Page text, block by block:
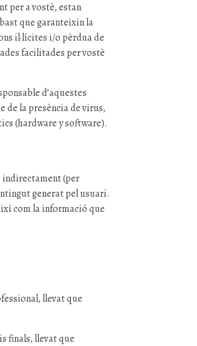
per a vostè, estan
que garanteixin la
il·lícites i/o pèrdua de
facilitades per vostè
d’aquestes
de la presència de virus,
(hardware y software).
indirectament (per
generat pel usuari.
com la informació que
llevat que
finals, llevat que